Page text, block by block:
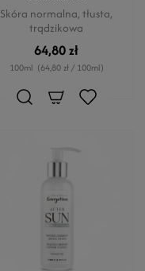
Skóra normalna, tłusta,
trądzikowa
64,80 zł
100ml (64,80 zł / 100ml)